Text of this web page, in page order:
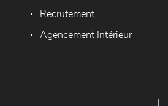
Recrutement
Agencement Intérieur